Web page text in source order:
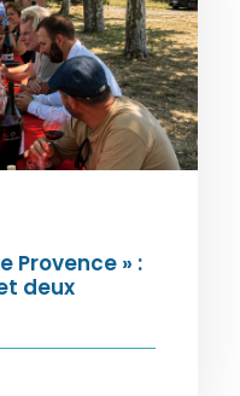
Provence » :
deux